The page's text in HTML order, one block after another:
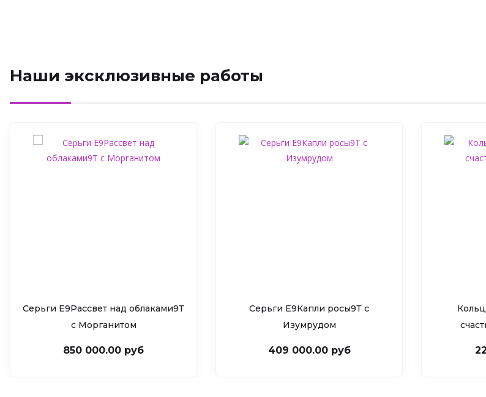
Наши эксклюзивные работы
Серьги Е9Рассвет над облаками9Т
c Морганитом
850 000.00 руб
Серьги Е9Капли росы9Т c
Изумрудом
409 000.00 руб